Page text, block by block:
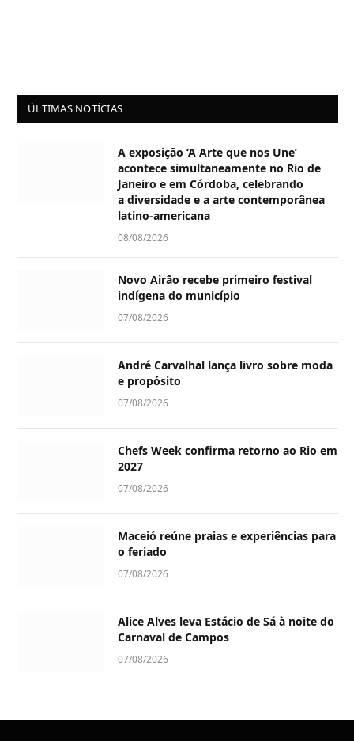
ÚLTIMAS NOTÍCIAS
A exposição ‘A Arte que nos Une’
acontece simultaneamente no Rio de
Janeiro e em Córdoba, celebrando
a diversidade e a arte contemporânea
latino-americana
08/08/2026
Novo Airão recebe primeiro festival
indígena do município
07/08/2026
André Carvalhal lança livro sobre moda
e propósito
07/08/2026
Chefs Week confirma retorno ao Rio em
2027
07/08/2026
Maceió reúne praias e experiências para
o feriado
07/08/2026
Alice Alves leva Estácio de Sá à noite do
Carnaval de Campos
07/08/2026